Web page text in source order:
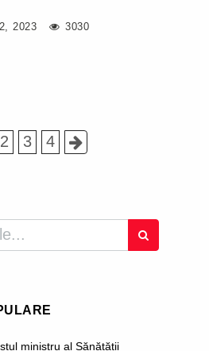
2023 3030
2 3 4
ministru al Sănătății